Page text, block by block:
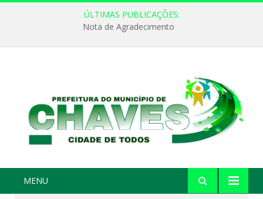
ÚLTIMAS PUBLICAÇÕES:
Nota de Agradecimento
MENU